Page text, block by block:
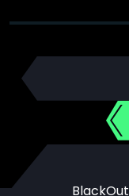
حقوق الطبع والنشر 2025 BlackOut